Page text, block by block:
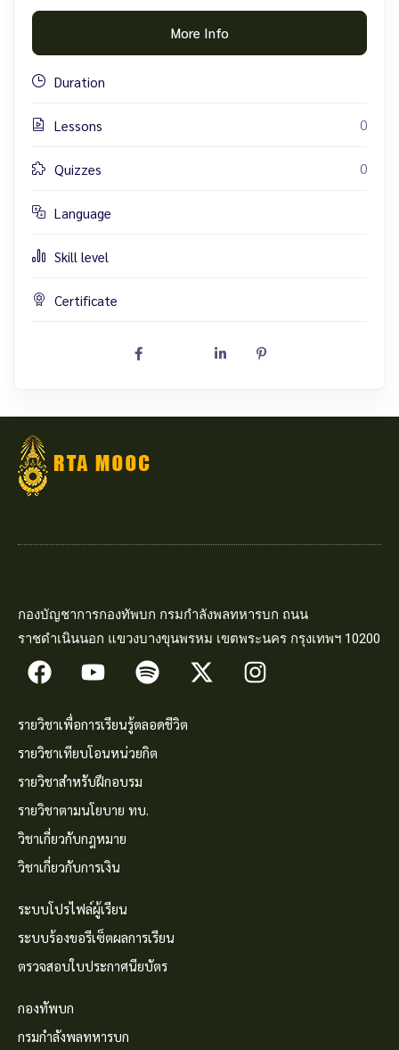
More Info
Duration
Lessons 0
Quizzes 0
Language
Skill level
Certificate
กองบัญชาการกองทัพบก กรมกำลังพลทหารบก ถนน
ราชดำเนินนอก แขวงบางขุนพรหม เขตพระนคร กรุงเทพฯ 10200
รายวิชาเพื่อการเรียนรู้ตลอดชีวิต
รายวิชาเทียบโอนหน่วยกิต
รายวิชาสำหรับฝึกอบรม
รายวิชาตามนโยบาย ทบ.
วิชาเกี่ยวกับกฎหมาย
วิชาเกี่ยวกับการเงิน
ระบบโปรไฟล์ผู้เรียน
ระบบร้องขอรีเซ็ตผลการเรียน
ตรวจสอบใบประกาศนียบัตร
กองทัพบก
กรมกำลังพลทหารบก